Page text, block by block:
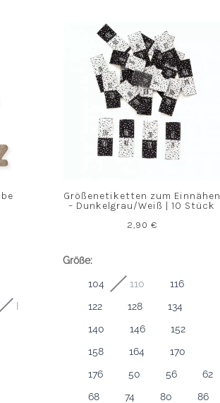
Größenetiketten zum Einnähen
– Dunkelgrau/Weiß | 10 Stück
2,90 €
Größe:
104 110
116
122
128
134
140
146
152
158
164
170
176
50 56
62
68
74 80
86